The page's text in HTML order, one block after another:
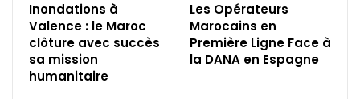
Inondations à
Valence : le Maroc
clôture avec succès
sa mission
humanitaire
Les Opérateurs
Marocains en
Première Ligne Face à
la DANA en Espagne